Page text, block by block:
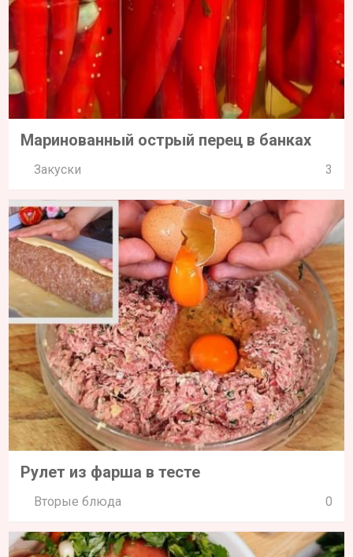
Маринованный острый перец в банках
Закуски 3
Рулет из фарша в тесте
Вторые блюда 0